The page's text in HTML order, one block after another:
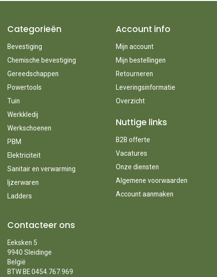
Categorieën
Bevestiging
Chemische bevestiging
Gereedschappen
Powertools
Tuin
Werkkledij
Werkschoenen
PBM
Elektriciteit
Sanitair en verwarming
Ijzerwaren
Ladders
Account info
Mijn account
Mijn bestellingen
Retourneren
Leveringsinformatie
Overzicht
Nuttige links
B2B offerte
Vacatures
Onze diensten
Algemene voorwaarden
Account aanmaken
Contacteer ons
Eeksken 5
9940 Sleidinge
België
BTW BE 0454.767.969